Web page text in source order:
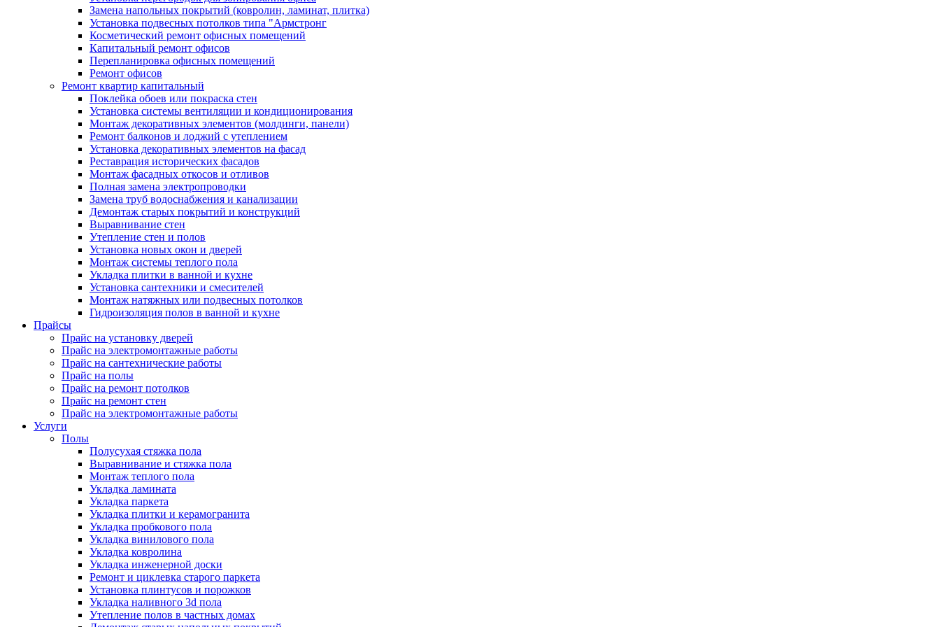
Замена напольных покрытий (ковролин, ламинат, плитка)
Установка подвесных потолков типа "Армстронг
Косметический ремонт офисных помещений
Капитальный ремонт офисов
Перепланировка офисных помещений
Ремонт офисов
Ремонт квартир капитальный
Поклейка обоев или покраска стен
Установка системы вентиляции и кондиционирования
Монтаж декоративных элементов (молдинги, панели)
Ремонт балконов и лоджий с утеплением
Установка декоративных элементов на фасад
Реставрация исторических фасадов
Монтаж фасадных откосов и отливов
Полная замена электропроводки
Замена труб водоснабжения и канализации
Демонтаж старых покрытий и конструкций
Выравнивание стен
Утепление стен и полов
Установка новых окон и дверей
Монтаж системы теплого пола
Укладка плитки в ванной и кухне
Установка сантехники и смесителей
Монтаж натяжных или подвесных потолков
Гидроизоляция полов в ванной и кухне
Прайсы
Прайс на установку дверей
Прайс на электромонтажные работы
Прайс на сантехнические работы
Прайс на полы
Прайс на ремонт потолков
Прайс на ремонт стен
Прайс на электромонтажные работы
Услуги
Полы
Полусухая стяжка пола
Выравнивание и стяжка пола
Монтаж теплого пола
Укладка ламината
Укладка паркета
Укладка плитки и керамогранита
Укладка пробкового пола
Укладка винилового пола
Укладка ковролина
Укладка инженерной доски
Ремонт и циклевка старого паркета
Установка плинтусов и порожков
Укладка наливного 3d пола
Утепление полов в частных домах